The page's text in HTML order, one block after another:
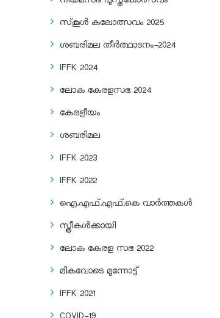
സ്‌കൂൾ കലോത്സവം 2025
ശബരിമല തീര്‍ത്ഥാടനം-2024
IFFK 2024
ലോക കേരളസഭ 2024
കേരളീയം
ശബരിമല
IFFK 2023
IFFK 2022
ഐ.എഫ്.എഫ്.കെ വാർത്തകൾ
സ്ത്രീകൾക്കായി
ലോക കേരള സഭ 2022
മികവോടെ മുന്നോട്ട്
IFFK 2021